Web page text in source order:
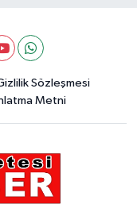
Sözleşmesi
Metni